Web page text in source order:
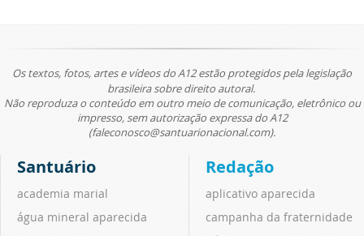
Os textos, fotos, artes e vídeos do A12 estão protegidos pela legislação
brasileira sobre direito autoral.
Não reproduza o conteúdo em outro meio de comunicação, eletrônico ou
impresso, sem autorização expressa do A12
(faleconosco@santuarionacional.com).
Santuário
academia marial
água mineral aparecida
Redação
aplicativo aparecida
campanha da fraternidade